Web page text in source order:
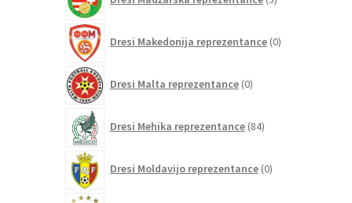
izdelki
Dresi Makedonija reprezentance 0izdelkov
Dresi Malta reprezentance 0izdelkov
Dresi Mehika reprezentance 84izdelkov
Dresi Moldavijo reprezentance 0izdelkov